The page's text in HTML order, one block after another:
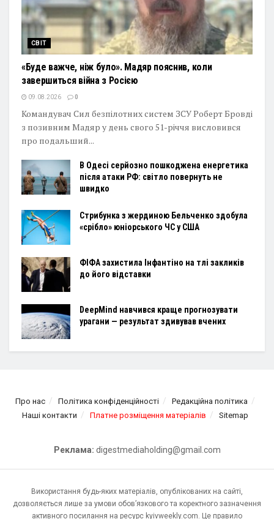
СВІТ
«Буде важче, ніж було». Мадяр пояснив, коли
завершиться війна з Росією
09.08.2026 0
Командувач Сил безпілотних систем ЗСУ Роберт Бровді
з позивним Мадяр у день свого 51-річчя висловився
про подальший...
В Одесі серйозно пошкоджена енергетика
після атаки РФ: світло повернуть не
швидко
Стрибунка з жердиною Бельченко здобула
«срібло» юніорського ЧС у США
ФІФА захистила Інфантіно на тлі закликів
до його відставки
DeepMind навчився краще прогнозувати
урагани — результат здивував вчених
Про нас Політика конфіденційності
Редакційна політика
Наші контакти
Платне розміщення матеріалів Sitemap
Реклама: digestmediaholding@gmail.com
Використання будь-яких матеріалів, опублікованих на сайті,
дозволяється лише за умови обов’язкового та коректного зазначення
активного посилання на ресурс kyivweekly.com. Це правило